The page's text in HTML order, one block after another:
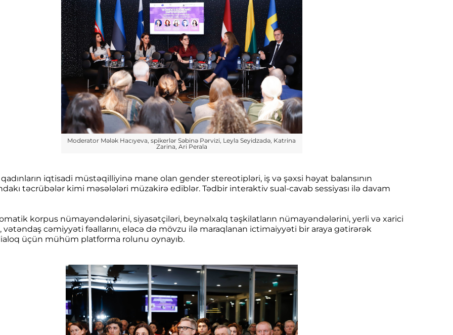
Moderator Mələk Hacıyeva, spikerlər Səbinə Pərvizi, Leyla Seyidzadə, Katrina
Zarina, Ari Perala
iqtisadi müstəqilliyinə mane olan gender stereotipləri, iş və şəxsi həyat balansının
təcrübələr kimi məsələləri müzakirə ediblər. Tədbir interaktiv sual-cavab sessiyası ilə davam
korpus nümayəndələrini, siyasətçiləri, beynəlxalq təşkilatların nümayəndələrini, yerli və xarici
vətəndaş cəmiyyəti fəallarını, eləcə də mövzu ilə maraqlanan ictimaiyyəti bir araya gətirərək
üçün mühüm platforma rolunu oynayıb.